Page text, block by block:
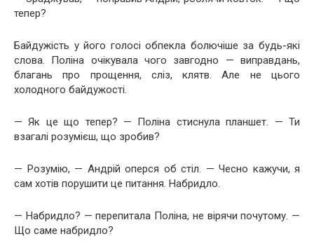
тепер?
Байдужість у його голосі обпекла болючіше за будь-які
слова. Поліна очікувала чого завгодно — виправдань,
благань про прощення, сліз, клятв. Але не цього
холодного байдужості.
— Як це що тепер? — Поліна стиснула планшет. — Ти
взагалі розумієш, що зробив?
— Розумію, — Андрій оперся об стіл. — Чесно кажучи, я
сам хотів порушити це питання. Набридло.
— Набридло? — перепитала Поліна, не вірячи почутому. —
Що саме набридло?